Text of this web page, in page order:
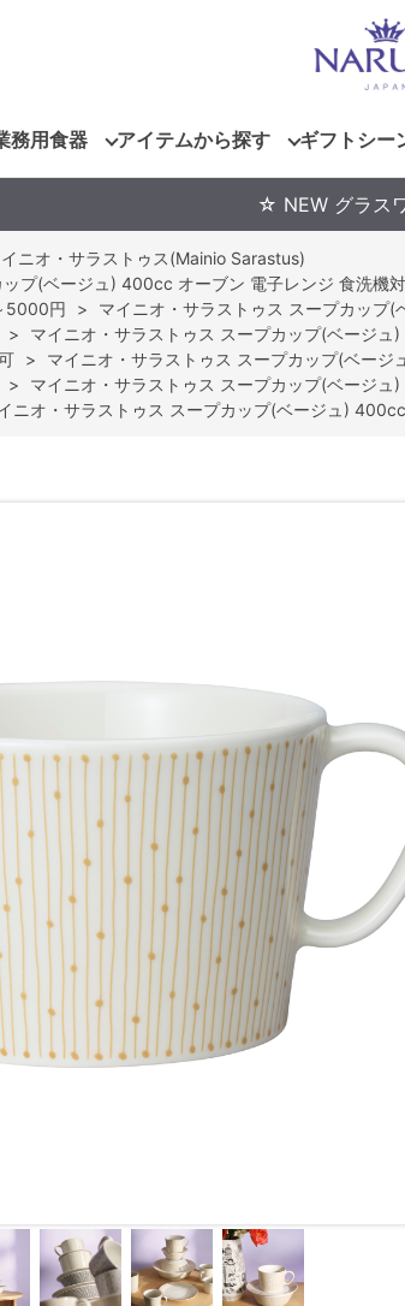
務用食器 アイテムから探す ギフトシー
☆ NEW グラス
ニオ・サラストゥス(Mainio Sarastus)
プ(ベージュ) 400cc オーブン 電子レンジ 食洗機
5000円 >
マイニオ・サラストゥス スープカッ
>
マイニオ・サラストゥス スープカップ(ベージ
>
マイニオ・サラストゥス スープカップ(ベー
>
マイニオ・サラストゥス スープカップ(ベージ
ニオ・サラストゥス スープカップ(ベージュ)